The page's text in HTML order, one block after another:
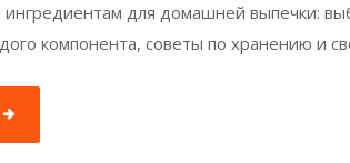
для домашней выпечки:
компонента, советы по хранению и